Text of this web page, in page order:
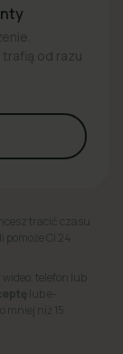
od razu
tracić czasu
pomoże Ci 24
wideo, telefon lub
lub e-
niż 15